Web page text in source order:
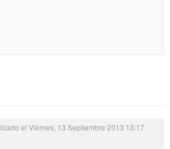
el Viernes, 13 Septiembre 2013 13:17